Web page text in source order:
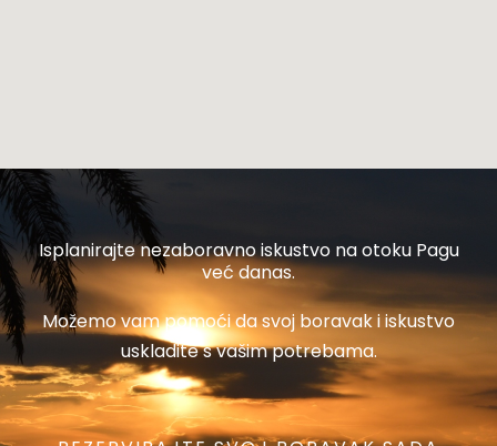
Isplanirajte nezaboravno iskustvo na otoku Pagu
već danas.
Možemo vam pomoći da svoj boravak i iskustvo
uskladite s vašim potrebama.